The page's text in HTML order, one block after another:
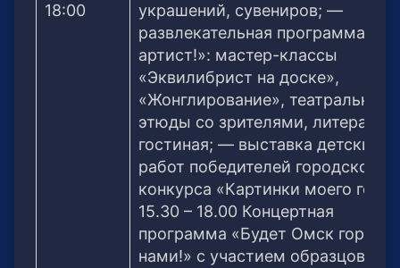
18:00
украшений, сувениров; —
развлекательная программа «Я
артист!»: мастер-классы
«Эквилибрист на доске»,
«Жонглирование», театральные
этюды со зрителями,
гостиная; — выставка детских
работ победителей городского
конкурса «Картинки моего
15.30 – 18.00 Концертная
программа «Будет Омск
нами!» с участием образцового